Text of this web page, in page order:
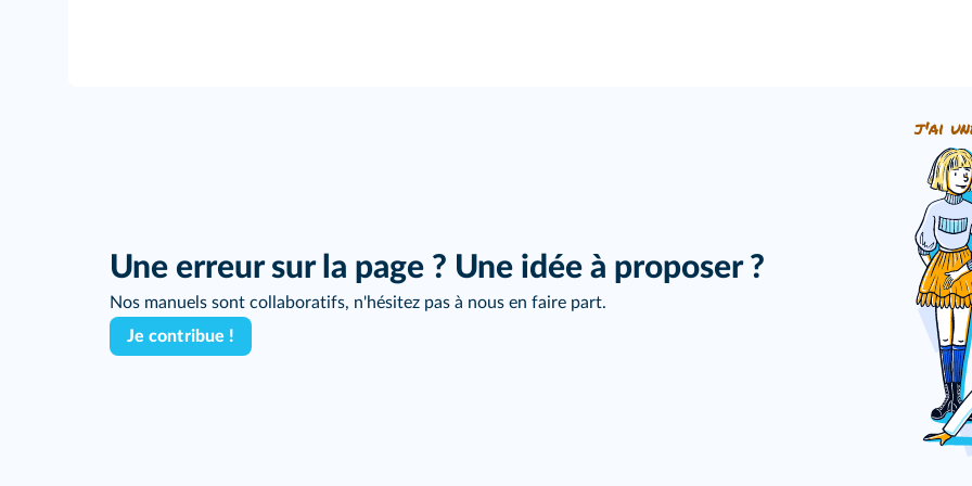
Une erreur sur la page ? Une idée à proposer ?
Nos manuels sont collaboratifs, n'hésitez pas à nous en faire part.
Je contribue !
j'ai